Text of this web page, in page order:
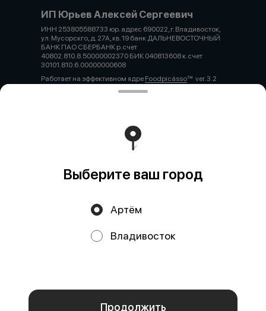
аналитических сервисов согласно нашейполитике
конфиденциальности
ИП Юрьев Алексей Сергеевич
ИНН 253805588733 юр. адрес 690022, г. Владивосток,
ул. Мусорскго, д. 27А, кв. 19 банк ДАЛЬНЕВОСТОЧНЫЙ
БАНК ПАО СБЕРБАНК р.счет
40802.810.8.50000002370 БИК 040813608 к.счет
30101.810.6.00000000608
Работает на эффективном ядре Foodpicássover. 3.2
Политика конфиденциальности
Публичная оферта
Выберите ваш город
Артём
Владивосток